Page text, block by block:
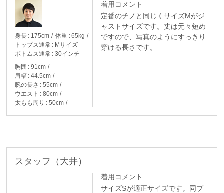
身長 175cm 体重
65kg
トップス通常
Mサイズ
ボトムス通常
30インチ
胸囲
91cm
肩幅
44.5cm
腕の長さ
55cm
ウエスト
80cm
太もも周り
50cm
着用コメント
定番のチノと同じくサイズMがジ
ャストサイズです。丈は元々短め
ですので、写真のようにすっきり
穿ける長さです。
スタッフ（大井）
着用コメント
サイズSが適正サイズです。同ブ